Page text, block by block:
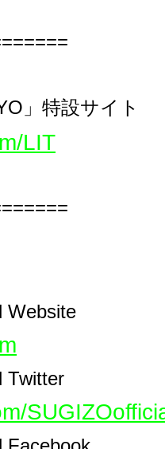
」特設サイト
LIT
Website
Twitter